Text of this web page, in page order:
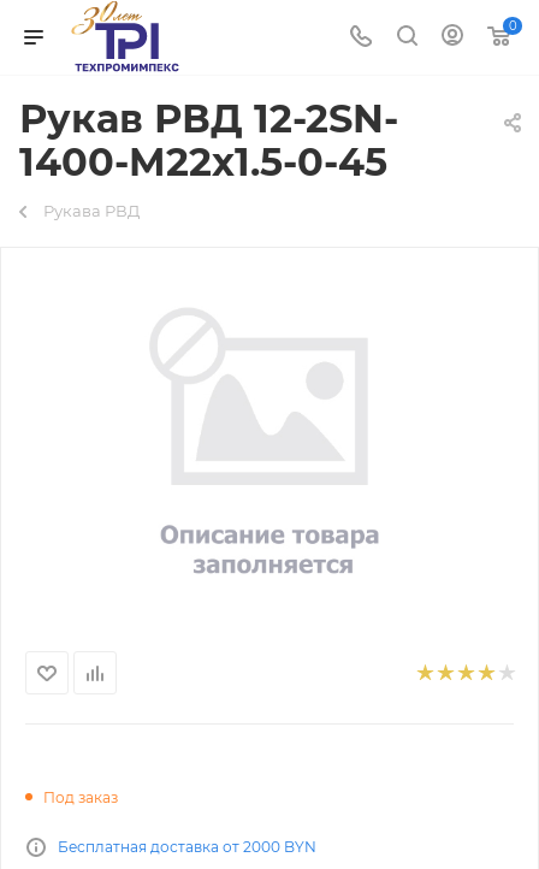
0
Рукав РВД 12-2SN-
1400-M22х1.5-0-45
Рукава РВД
Под заказ
Бесплатная доставка от 2000 BYN